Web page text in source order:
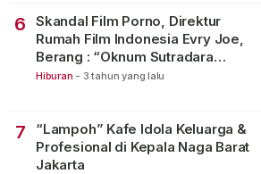
6
Skandal Film Porno, Direktur
Rumah Film Indonesia Evry Joe,
Berang : “Oknum Sutradara
Merusak Perfilman Indonesia”!
Hiburan - 3 tahun yang lalu
7
“Lampoh” Kafe Idola Keluarga &
Profesional di Kepala Naga Barat
Jakarta